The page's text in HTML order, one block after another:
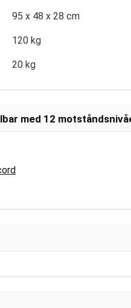
95 x 48 x 28 cm
120 kg
20 kg
med 12